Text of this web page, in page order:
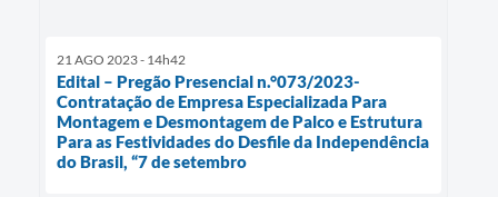
21 AGO 2023 - 14h42
Edital – Pregão Presencial n.°073/2023-
Contratação de Empresa Especializada Para
Montagem e Desmontagem de Palco e Estrutura
Para as Festividades do Desfile da Independência
do Brasil, “7 de setembro